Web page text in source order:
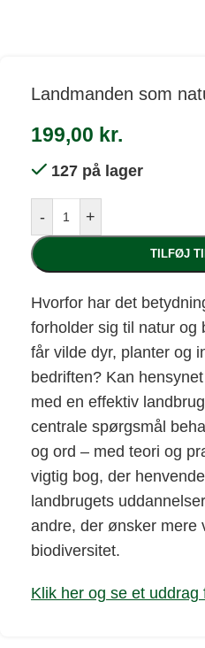
Landmanden som
199,00 kr.
127 på lager
- +
TILFØJ
Hvorfor har det
forholder sig til natur og
får vilde dyr, planter og
bedriften? Kan
med en effektiv
centrale spørgsmål
og ord – med teori og
vigtig bog, der
landbrugets
andre, der ønsker mere
biodiversitet.
Klik her og se et uddrag